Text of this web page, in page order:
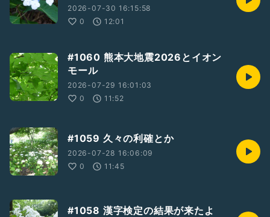
2026-07-30 16:15:58
0
12:01
#1060 熊本大地震2026とイオン
モール
2026-07-29 16:01:03
0
11:52
#1059 久々の利確とか
2026-07-28 16:06:09
0
11:45
#1058 漢字検定の結果が来たよ